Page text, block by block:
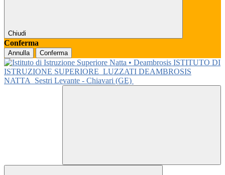
Chiudi
Conferma
Annulla Conferma
ISTITUTO DI
ISTRUZIONE SUPERIORE LUZZATI DEAMBROSIS
NATTA
Sestri Levante - Chiavari (GE)